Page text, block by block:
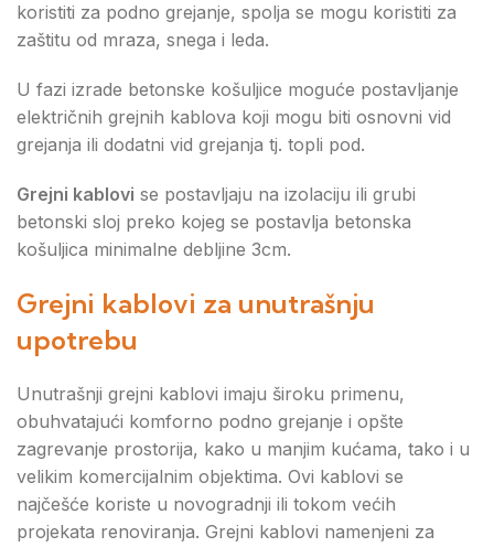
koristiti za podno grejanje, spolja se mogu koristiti za
zaštitu od mraza, snega i leda.
U fazi izrade betonske košuljice moguće postavljanje
električnih grejnih kablova koji mogu biti osnovni vid
grejanja ili dodatni vid grejanja tj. topli pod.
Grejni kablovi se postavljaju na izolaciju ili grubi
betonski sloj preko kojeg se postavlja betonska
košuljica minimalne debljine 3cm.
Grejni kablovi za unutrašnju
upotrebu
Unutrašnji grejni kablovi imaju široku primenu,
obuhvatajući komforno podno grejanje i opšte
zagrevanje prostorija, kako u manjim kućama, tako i u
velikim komercijalnim objektima. Ovi kablovi se
najčešće koriste u novogradnji ili tokom većih
projekata renoviranja. Grejni kablovi namenjeni za